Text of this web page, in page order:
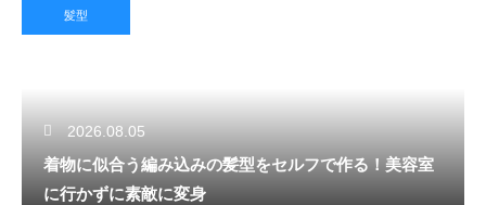
髪型
2026.08.05
着物に似合う編み込みの髪型をセルフで作る！美容室
に行かずに素敵に変身